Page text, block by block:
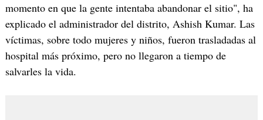
momento en que la gente intentaba abandonar el sitio", ha
explicado el administrador del distrito, Ashish Kumar. Las
víctimas, sobre todo mujeres y niños, fueron trasladadas al
hospital más próximo, pero no llegaron a tiempo de
salvarles la vida.